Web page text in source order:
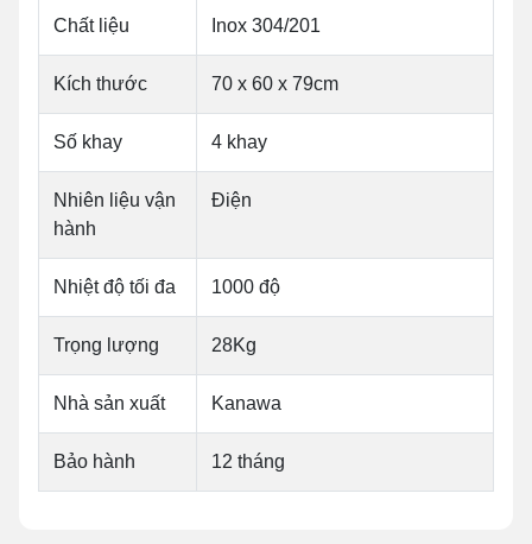
Chất liệu Inox 304/201
Kích thước 70 x 60 x 79cm
Số khay 4 khay
Nhiên liệu vận
hành
Điện
Nhiệt độ tối đa 1000 độ
Trọng lượng 28Kg
Nhà sản xuất Kanawa
Bảo hành 12 tháng